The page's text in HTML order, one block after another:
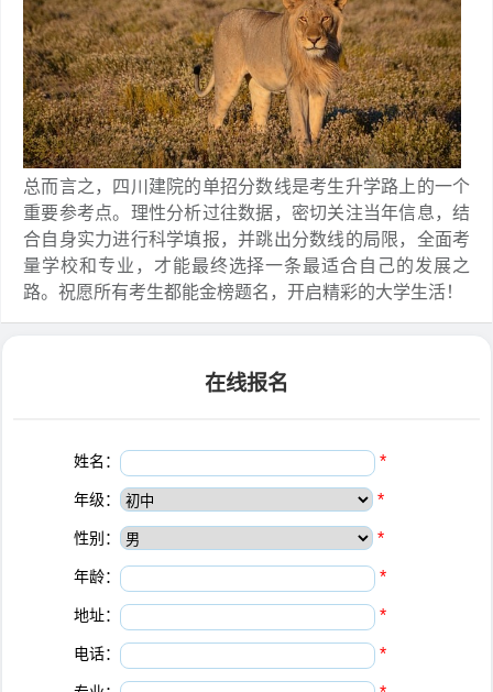
总而言之，四川建院的单招分数线是考生升学路上的一个
重要参考点。理性分析过往数据，密切关注当年信息，结
合自身实力进行科学填报，并跳出分数线的局限，全面考
量学校和专业，才能最终选择一条最适合自己的发展之
路。祝愿所有考生都能金榜题名，开启精彩的大学生活！
在线报名
姓名： *
年级： *
性别： *
年龄： *
地址： *
电话： *